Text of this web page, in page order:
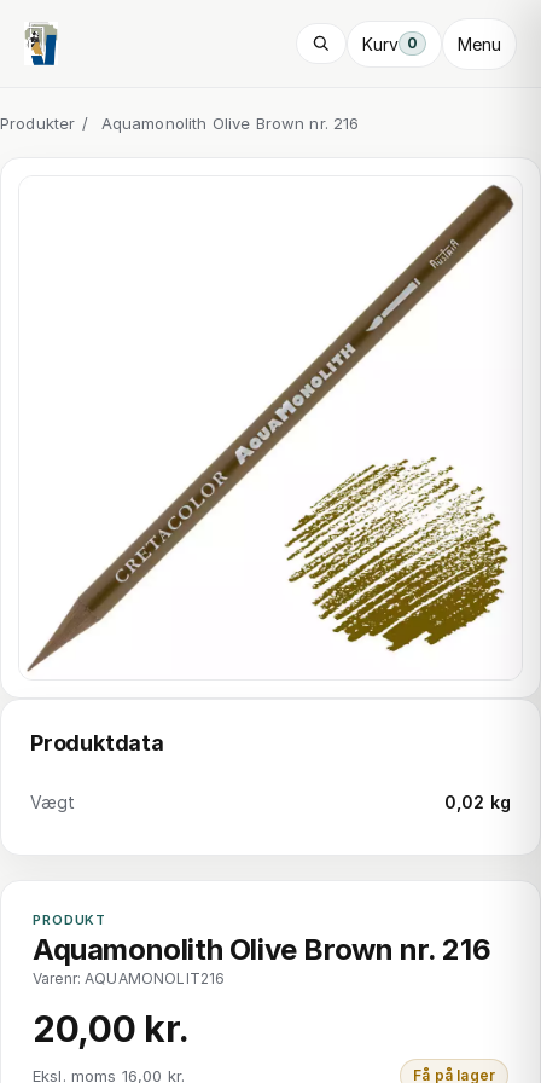
Kurv 0 Menu
Produkter / Aquamonolith Olive Brown nr. 216
Produktdata
Vægt 0,02 kg
PRODUKT
Aquamonolith Olive Brown nr. 216
Varenr: AQUAMONOLIT216
20,00 kr.
Eksl. moms 16,00 kr. Få på lager